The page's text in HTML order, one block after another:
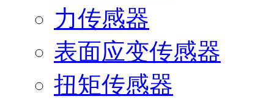
力传感器
表面应变传感器
扭矩传感器